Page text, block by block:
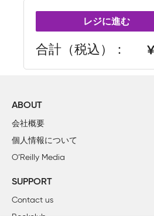
レジに進む
合計（税込）
ABOUT
会社概要
個人情報について
O’Reilly Media
SUPPORT
Contact us